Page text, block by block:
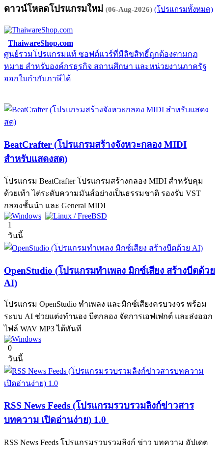
ดาวน์โหลดโปรแกรมใหม่ (06-Aug-2026) (โปรแกรมทั้งหมด)
ThaiwareShop.com
ศูนย์รวมโปรแกรมแท้ ซอฟต์แวร์ที่มีลิขสิทธิ์ถูกต้องตามกฏ
หมาย สำหรับองค์กรธุรกิจ สถานศึกษา และหน่วยงานภาครัฐ
ออกใบกำกับภาษีได้
BeatCrafter (โปรแกรมสร้างจังหวะกลอง MIDI
สำหรับแสดงสด)
โปรแกรม BeatCrafter โปรแกรมสร้างกลอง MIDI สำหรับคุม
ด้วยเท้า ไต่ระดับความมันส์อย่างเป็นธรรมชาติ รองรับ VST
กลองชั้นนำ และ General MIDI
1
วันนี้
OpenStudio (โปรแกรมทำเพลง มิกซ์เสียง สร้างบีตด้วย
AI)
โปรแกรม OpenStudio ทำเพลง และมิกซ์เสียงครบวงจร พร้อม
ระบบ AI ช่วยแต่งทำนอง บีตกลอง จัดการเอฟเฟกต์ และส่งออก
ไฟล์ WAV MP3 ได้ทันที
0
วันนี้
RSS News Feeds (โปรแกรมรวบรวมลิงก์ข่าวสาร
บทความ เปิดอ่านง่าย) 1.0
RSS News Feeds โปรแกรมรวบรวมลิงก์ ข่าว บทความ อัปเดต